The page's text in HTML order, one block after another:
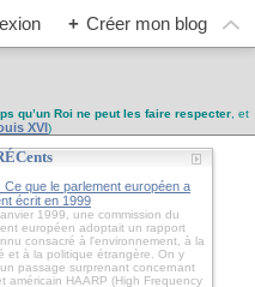
+ Créer mon blog
qu’un Roi ne peut les faire respecter, et
XVI)
Ce que le parlement européen a
écrit en 1999
1999, une commission du
européen adoptait un rapport
consacré à l'environnement, à la
et à la politique étrangère. On y
passage surprenant concernant
américain HAARP (High Frequency